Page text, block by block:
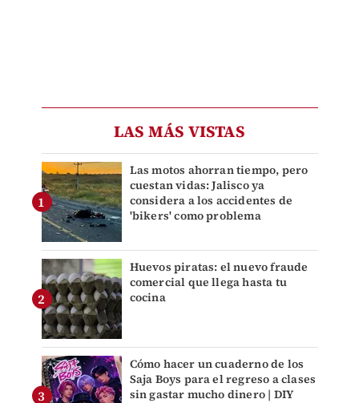
LAS MÁS VISTAS
Las motos ahorran tiempo, pero
cuestan vidas: Jalisco ya
considera a los accidentes de
'bikers' como problema
Huevos piratas: el nuevo fraude
comercial que llega hasta tu
cocina
Cómo hacer un cuaderno de los
Saja Boys para el regreso a clases
sin gastar mucho dinero | DIY